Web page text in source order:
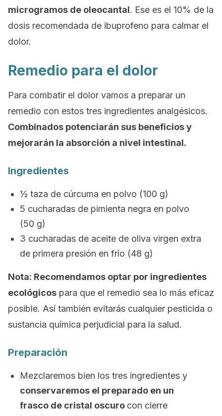
microgramos de oleocantal. Ese es el 10% de la
dosis recomendada de ibuprofeno para calmar el
dolor.
Remedio para el dolor
Para combatir el dolor vamos a preparar un
remedio con estos tres ingredientes analgésicos.
Combinados potenciarán sus beneficios y
mejorarán la absorción a nivel intestinal.
Ingredientes
½ taza de cúrcuma en polvo (100 g)
5 cucharadas de pimienta negra en polvo
(50 g)
3 cucharadas de aceite de oliva virgen extra
de primera presión en frío (48 g)
Nota: Recomendamos optar por ingredientes
ecológicos para que el remedio sea lo más eficaz
posible. Así también evitarás cualquier pesticida o
sustancia química perjudicial para la salud.
Preparación
Mezclaremos bien los tres ingredientes y
conservaremos el preparado en un
frasco de cristal oscuro con cierre